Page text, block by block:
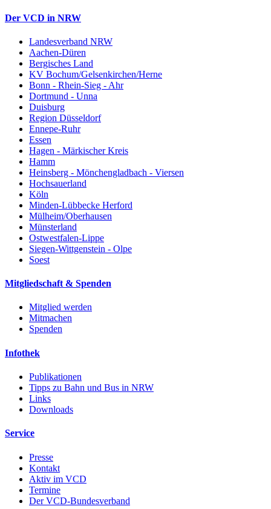
Der VCD in NRW
Landesverband NRW
Aachen-Düren
Bergisches Land
KV Bochum/Gelsenkirchen/Herne
Bonn - Rhein-Sieg - Ahr
Dortmund - Unna
Duisburg
Region Düsseldorf
Ennepe-Ruhr
Essen
Hagen - Märkischer Kreis
Hamm
Heinsberg - Mönchengladbach - Viersen
Hochsauerland
Köln
Minden-Lübbecke Herford
Mülheim/Oberhausen
Münsterland
Ostwestfalen-Lippe
Siegen-Wittgenstein - Olpe
Soest
Mitgliedschaft & Spenden
Mitglied werden
Mitmachen
Spenden
Infothek
Publikationen
Tipps zu Bahn und Bus in NRW
Links
Downloads
Service
Presse
Kontakt
Aktiv im VCD
Termine
Der VCD-Bundesverband